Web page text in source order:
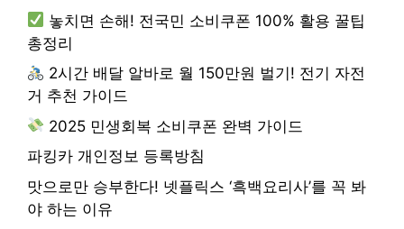
놓치면 손해! 전국민 소비쿠폰 100% 활용 꿀팁
총정리
2시간 배달 알바로 월 150만원 벌기! 전기 자전
거 추천 가이드
2025 민생회복 소비쿠폰 완벽 가이드
파킹카 개인정보 등록방침
맛으로만 승부한다! 넷플릭스 ‘흑백요리사’를 꼭 봐
야 하는 이유